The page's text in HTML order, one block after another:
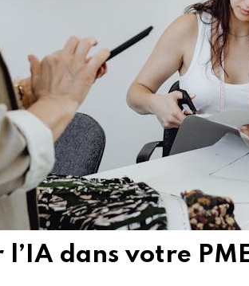
dans votre